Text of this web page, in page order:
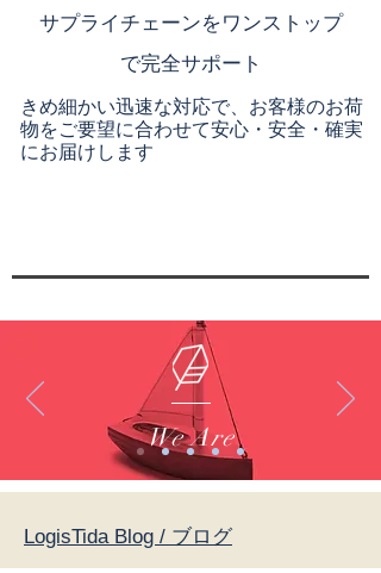
​サプライチェーンをワンストップ
で完全サポート
きめ細かい迅速な対応で、お客様のお荷
物をご要望に合わせて安心・安全・確実
にお届けします
We Are
ロジスティーダジ
ャパン
LogisTida Blog / ブログ